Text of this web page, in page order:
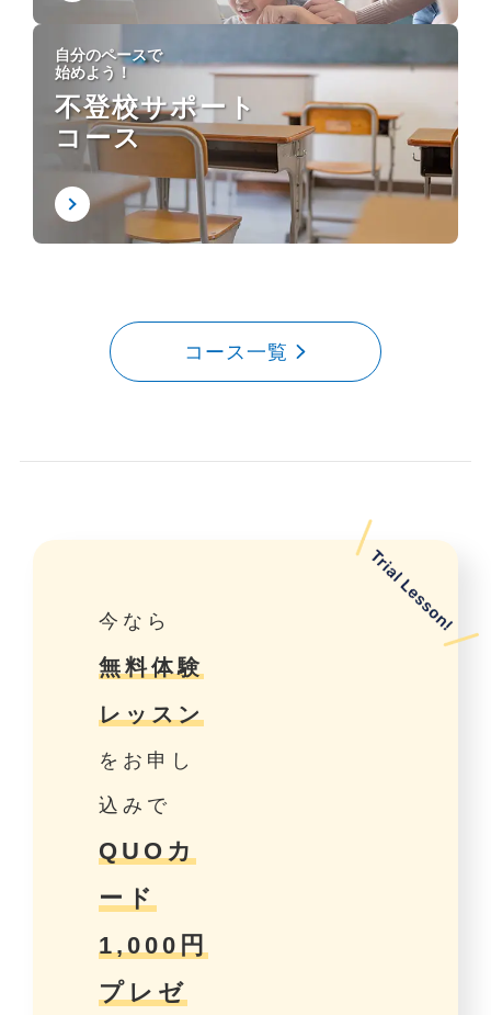
自分のペースで
始めよう！
不登校サポート
コース
コース一覧
今なら
無料体験
レッスン
をお申し
込みで
QUOカ
ード
1,000円
プレゼ